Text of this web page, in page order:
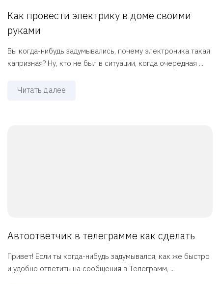
Как провести электрику в доме своими
руками
Вы когда-нибудь задумывались, почему электроника такая
капризная? Ну, кто не был в ситуации, когда очередная ...
Читать далее
Автоответчик в телеграмме как сделать
Привет! Если ты когда-нибудь задумывался, как же быстро
и удобно ответить на сообщения в Телеграмм, ...